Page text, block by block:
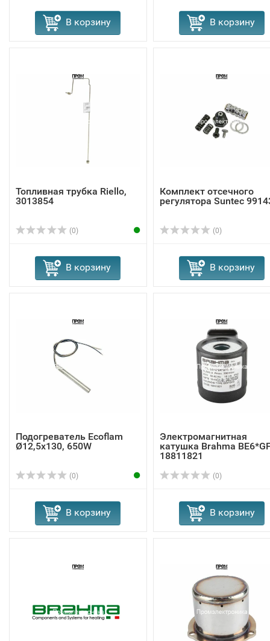
В корзину В корзину
Топливная трубка Riello,
3013854
(0)
В корзину
Комплект отсечного
регулятора Suntec
(0)
В корзину
Подогреватель Ecoflam
Ø12,5x130, 650W
(0)
В корзину
Электромагнитная
катушка Brahma
18811821
(0)
В корзину